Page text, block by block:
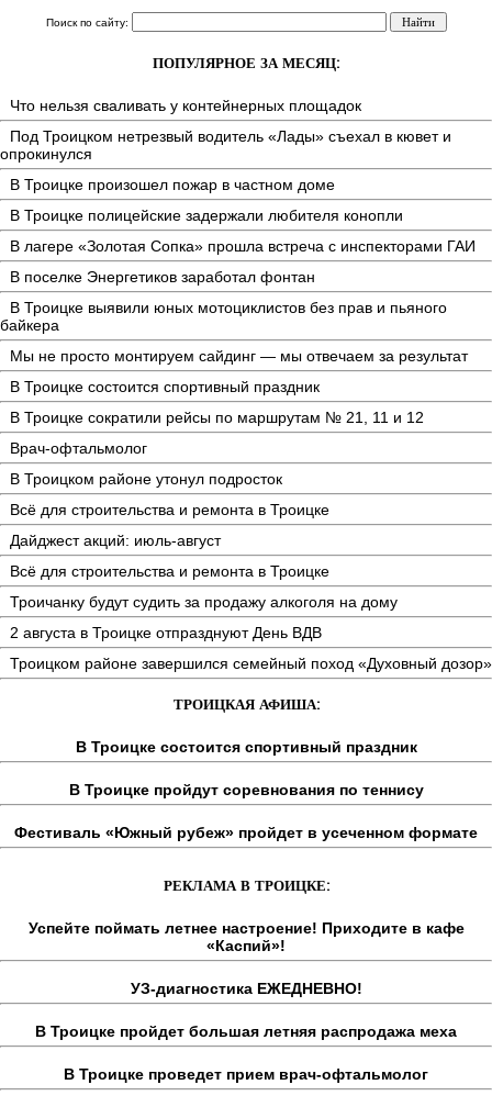
Поиск по сайту:
ПОПУЛЯРНОЕ ЗА МЕСЯЦ:
Что нельзя сваливать у контейнерных площадок
Под Троицком нетрезвый водитель «Лады» съехал в кювет и
опрокинулся
В Троицке произошел пожар в частном доме
В Троицке полицейские задержали любителя конопли
В лагере «Золотая Сопка» прошла встреча с инспекторами ГАИ
В поселке Энергетиков заработал фонтан
В Троицке выявили юных мотоциклистов без прав и пьяного
байкера
Мы не просто монтируем сайдинг — мы отвечаем за результат
В Троицке состоится спортивный праздник
В Троицке сократили рейсы по маршрутам № 21, 11 и 12
Врач-офтальмолог
В Троицком районе утонул подросток
Всё для строительства и ремонта в Троицке
Дайджест акций: июль-август
Всё для строительства и ремонта в Троицке
Троичанку будут судить за продажу алкоголя на дому
2 августа в Троицке отпразднуют День ВДВ
Троицком районе завершился семейный поход «Духовный дозор»
ТРОИЦКАЯ АФИША:
В Троицке состоится спортивный праздник
В Троицке пройдут соревнования по теннису
Фестиваль «Южный рубеж» пройдет в усеченном формате
РЕКЛАМА В ТРОИЦКЕ:
Успейте поймать летнее настроение! Приходите в кафе
«Каспий»!
УЗ-диагностика ЕЖЕДНЕВНО!
В Троицке пройдет большая летняя распродажа меха
В Троицке проведет прием врач-офтальмолог